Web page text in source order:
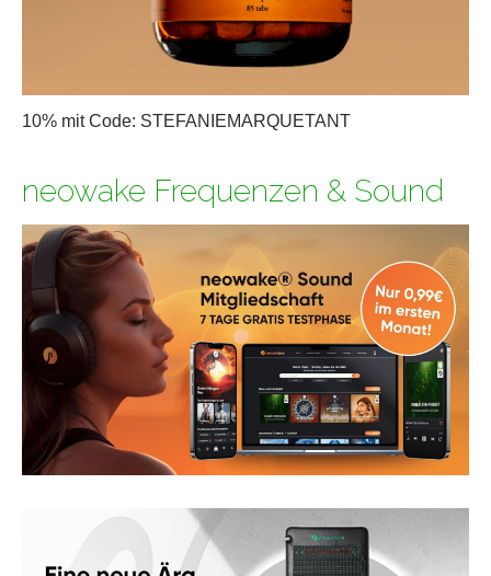
10% mit Code: STEFANIEMARQUETANT
neowake Frequenzen & Sound